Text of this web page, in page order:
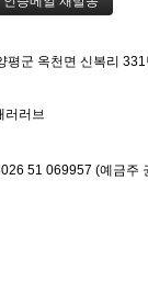
평군 옥천면 신복리
러러브
51 069957 (예금주